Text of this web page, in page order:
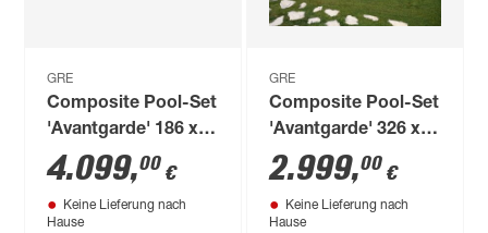
GRE
Composite Pool-Set
'Avantgarde' 186 x
96 x 326 cm mit
Sandfilter und
Trittleiter
4.099,00 €
Keine Lieferung nach
Hause
GRE
Composite Pool-Set
'Avantgarde' 326 x
96 x 326 cm mit
Sandfilter und
Trittleiter
2.999,00 €
Keine Lieferung nach
Hause